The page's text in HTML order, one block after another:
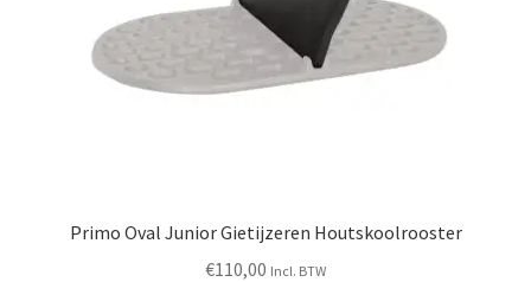
Primo Oval Junior Gietijzeren Houtskoolrooster
€110,00 Incl. BTW